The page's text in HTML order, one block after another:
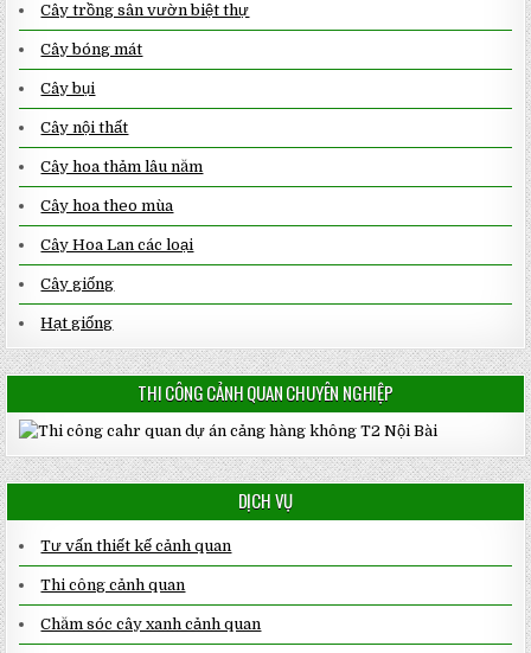
Cây trồng sân vườn biệt thự
Cây bóng mát
Cây bụi
Cây nội thất
Cây hoa thảm lâu năm
Cây hoa theo mùa
Cây Hoa Lan các loại
Cây giống
Hạt giống
THI CÔNG CẢNH QUAN CHUYÊN NGHIỆP
DỊCH VỤ
Tư vấn thiết kế cảnh quan
Thi công cảnh quan
Chăm sóc cây xanh cảnh quan